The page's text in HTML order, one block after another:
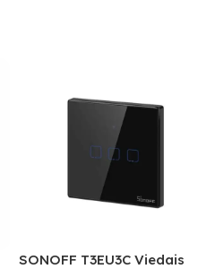
SONOFF T3EU3C Viedais